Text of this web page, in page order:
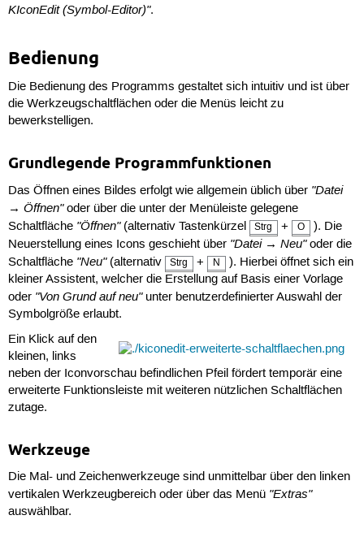
KIconEdit (Symbol-Editor)".
Bedienung
Die Bedienung des Programms gestaltet sich intuitiv und ist über
die Werkzeugschaltflächen oder die Menüs leicht zu
bewerkstelligen.
Grundlegende Programmfunktionen
Das Öffnen eines Bildes erfolgt wie allgemein üblich über "Datei
→ Öffnen"oder über die unter der Menüleiste gelegene
Schaltfläche "Öffnen"(alternativ Tastenkürzel Strg + O
). Die
Neuerstellung eines Icons geschieht über "Datei → Neu"oder die
Schaltfläche "Neu"(alternativ Strg + N
). Hierbei öffnet sich ein
kleiner Assistent, welcher die Erstellung auf Basis einer Vorlage
oder "Von Grund auf neu"unter benutzerdefinierter Auswahl der
Symbolgröße erlaubt.
Ein Klick auf den
kleinen, links
neben der Iconvorschau befindlichen Pfeil fördert temporär eine
erweiterte Funktionsleiste mit weiteren nützlichen Schaltflächen
zutage.
Werkzeuge
Die Mal- und Zeichenwerkzeuge sind unmittelbar über den linken
vertikalen Werkzeugbereich oder über das Menü "Extras"
auswählbar.